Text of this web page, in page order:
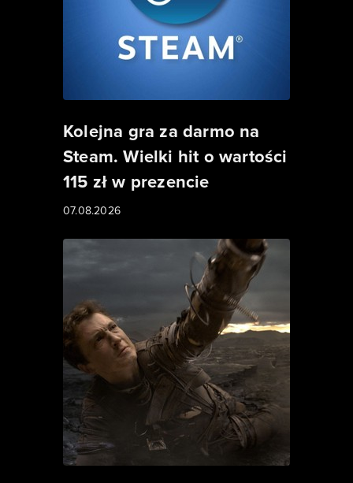
Kolejna gra za darmo na
Steam. Wielki hit o wartości
115 zł w prezencie
07.08.2026